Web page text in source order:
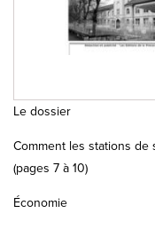
Le dossier
Comment les stations de
(pages 7 à 10)
Économie